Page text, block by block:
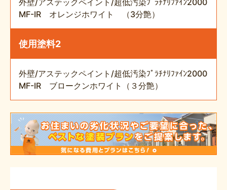
外壁/アステックペイント/超低汚染ﾌﾟﾗﾁﾅﾘﾌｧｲﾝ2000
MF-IR オレンジホワイト （3分艶）
使用塗料2
外壁/アステックペイント/超低汚染ﾌﾟﾗﾁﾅﾘﾌｧｲﾝ2000
MF-IR ブロークンホワイト（３分艶）